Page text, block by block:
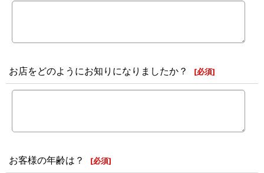
お店をどのようにお知りになりましたか？ [必須]
お客様の年齢は？ [必須]